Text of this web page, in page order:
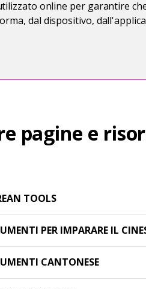
online per garantire
dal dispositivo,
pagine e
TOOLS
PER IMPARARE IL
CANTONESE